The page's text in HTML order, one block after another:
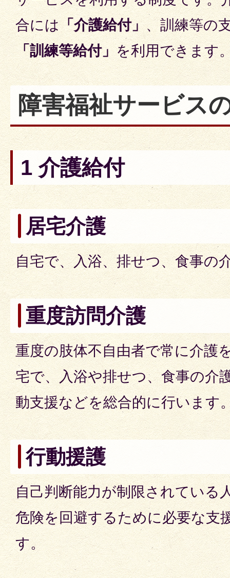
合には「介護給付」 、訓練等の
「訓練等給付」 を利用できます
障害福祉サービス
1 介護給付
居宅介護
自宅で、入浴、排せつ、食事の
重度訪問介護
重度の肢体不自由者で常に介護
宅で、入浴や排せつ、食事の介
動支援などを総合的に行います
行動援護
自己判断能力が制限されている
危険を回避するために必要な支
す。